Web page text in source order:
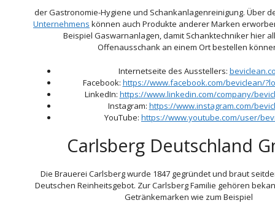
der Gastronomie-Hygiene und Schankanlagenreinigung. Über
Unternehmens können auch Produkte anderer Marken
Beispiel Gaswarnanlagen, damit Schanktechniker hier
Offenausschank an einem Ort bestellen
Internetseite des Ausstellers:
Facebook: https://www.facebook.com/beviclean/
LinkedIn: https://www.linkedin.com/company/
Instagram: https://www.instagram.com/
YouTube: https://www.youtube.com/user/
Carlsberg Deutschland
Die Brauerei Carlsberg wurde 1847 gegründet und braut
Deutschen Reinheitsgebot. Zur Carlsberg Familie gehören
Getränkemarken wie zum Beispiel